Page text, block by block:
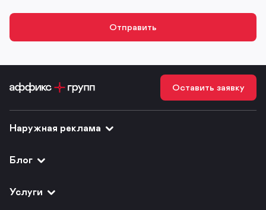
Оставить заявку
Наружная реклама
Блог
Услуги